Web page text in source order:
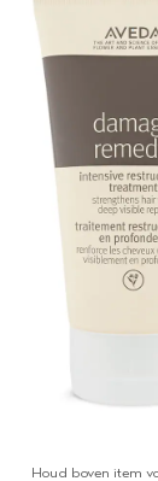
Houd boven item